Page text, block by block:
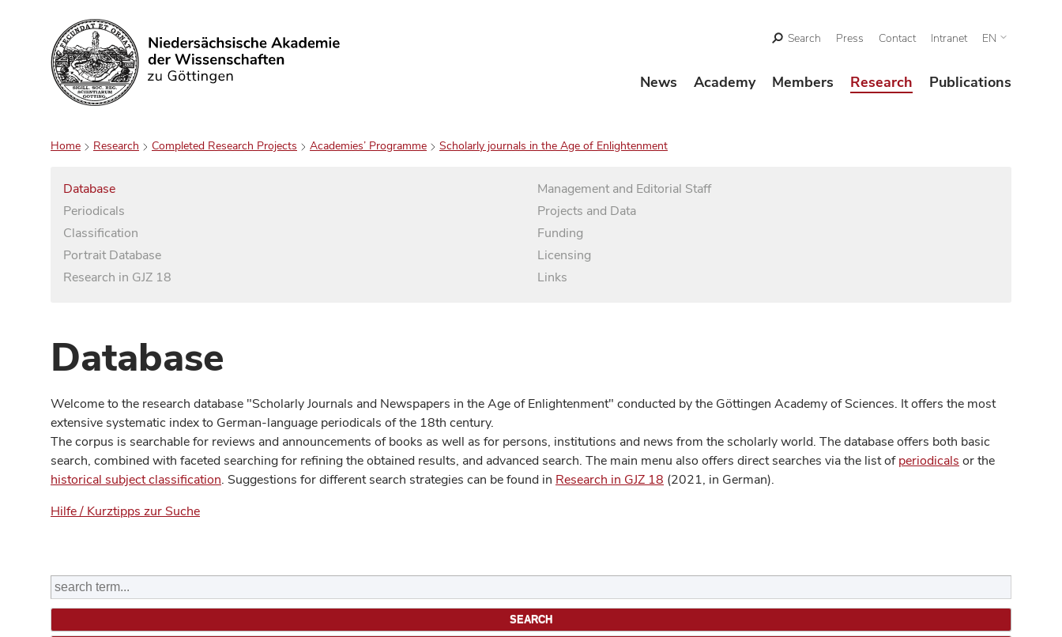
Search
Search Press Contact Intranet EN
News Academy Members Research Publications
Home Research Completed Research Projects Academies’ Programme Scholarly journals in the Age of Enlightenment
Database
Periodicals
Classification
Portrait Database
Research in GJZ 18
Management and Editorial Staff
Projects and Data
Funding
Licensing
Links
Database
Welcome to the research database "Scholarly Journals and Newspapers in the Age of Enlightenment" conducted by the Göttingen Academy of Sciences. It offers the most
extensive systematic index to German-language periodicals of the 18th century.
The corpus is searchable for reviews and announcements of books as well as for persons, institutions and news from the scholarly world. The database offers both basic
search, combined with faceted searching for refining the obtained results, and advanced search. The main menu also offers direct searches via the list ofperiodicals or the
historical subject classification. Suggestions for different search strategies can be found in Research in GJZ 18 (2021, in German).
Hilfe / Kurztipps zur Suche